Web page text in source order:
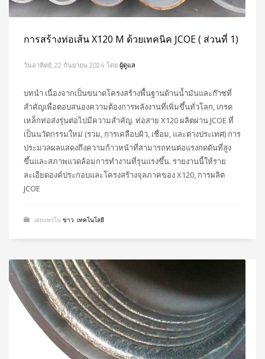
การสร้างท่อเส้น X120 M ด้วยเทคนิค JCOE ( ส่วนที่ 1)
วันอาทิตย์, 22 กันยายน 2024 โดย ผู้ดูแล
บทนำ เนื่องจากเป็นขนาดโครงสร้างพื้นฐานด้านน้ำมันและก๊าซที่
สำคัญเพื่อตอบสนองความต้องการพลังงานที่เพิ่มขึ้นทั่วโลก, เกรด
เหล็กท่อส่งรุ่นต่อไปมีความสําคัญ. ท่อสาย X120 ผลิตผ่าน JCOE ที่
เป็นนวัตกรรมใหม่ (รวม, การเคลือบผิว, เชื่อม, และต่างประเทศ) การ
ประมวลผลแสดงถึงความก้าวหน้าที่สามารถทนต่อแรงกดดันที่สูง
ขึ้นและสภาพแวดล้อมการทํางานที่รุนแรงขึ้น. รายงานนี้ให้ราย
ละเอียดองค์ประกอบและโครงสร้างจุลภาคของ X120, การผลิต
JCOE
เผยแพร่ใน ข่าว, เทคโนโลยี